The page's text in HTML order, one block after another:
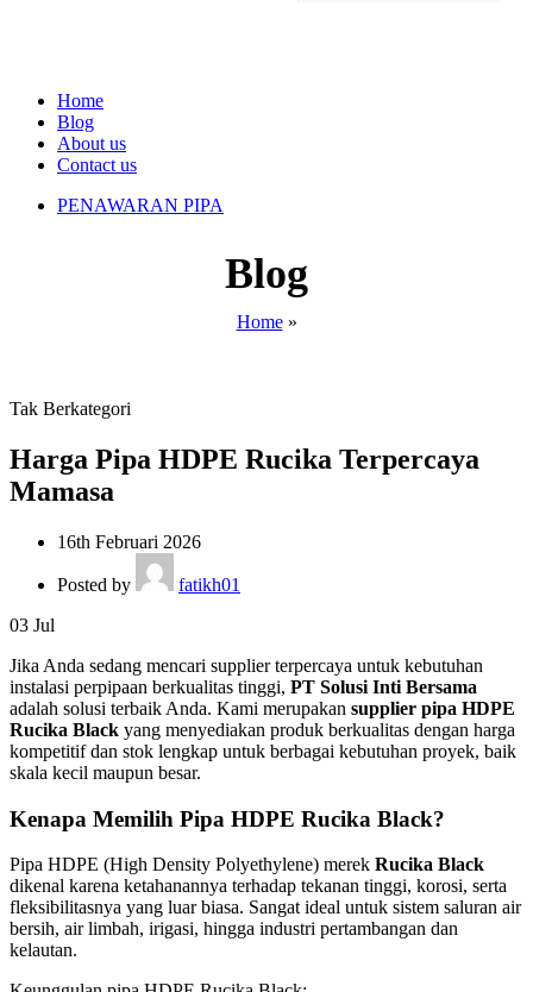
Home
Blog
About us
Contact us
PENAWARAN PIPA
Blog
Home»
Tak Berkategori
Harga Pipa HDPE Rucika Terpercaya
Mamasa
16th Februari 2026
Posted by
fatikh01
03 Jul
Jika Anda sedang mencari supplier terpercaya untuk kebutuhan
instalasi perpipaan berkualitas tinggi, PT Solusi Inti Bersama
adalah solusi terbaik Anda. Kami merupakan supplier pipa HDPE
Rucika Black yang menyediakan produk berkualitas dengan harga
kompetitif dan stok lengkap untuk berbagai kebutuhan proyek, baik
skala kecil maupun besar.
Kenapa Memilih Pipa HDPE Rucika Black?
Pipa HDPE (High Density Polyethylene) merek Rucika Black
dikenal karena ketahanannya terhadap tekanan tinggi, korosi, serta
fleksibilitasnya yang luar biasa. Sangat ideal untuk sistem saluran air
bersih, air limbah, irigasi, hingga industri pertambangan dan
kelautan.